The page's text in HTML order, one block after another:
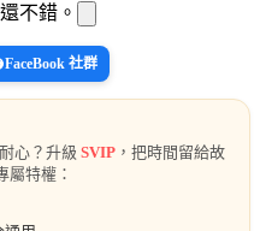
不錯。
FaceBook 社群
心？升級 SVIP ，把時間留給故
屬特權：